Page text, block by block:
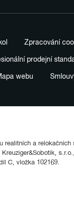
Zpracování
prodejní
webu
realitních a relokačních
C, vložka 102169.